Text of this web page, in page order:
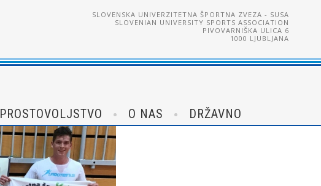
SLOVENSKA UNIVERZITETNA ŠPORTNA ZVEZA - SUSA
SLOVENIAN UNIVERSITY SPORTS ASSOCIATION
PIVOVARNIŠKA ULICA 6
1000 LJUBLJANA
PROSTOVOLJSTVO O NAS DRŽAVNO